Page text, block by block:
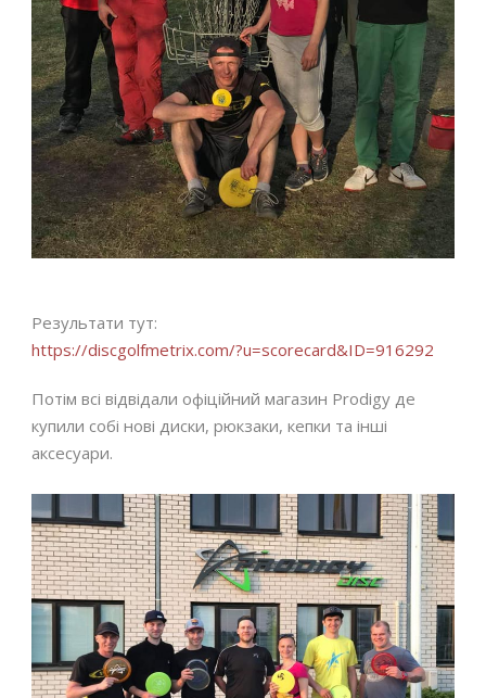
Результати тут:
https://discgolfmetrix.com/?u=scorecard&ID=916292
Потім всі відвідали офіційний магазин Prodigy де
купили собі нові диски, рюкзаки, кепки та інші
аксесуари.